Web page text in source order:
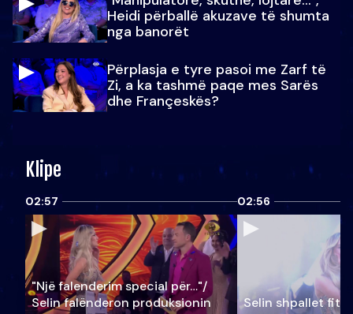
Heidi përballë akuzave të shumta
nga banorët
Përplasja e tyre pasoi me Zarf të
Zi, a ka tashmë paqe mes Sarës
dhe Françeskës?
Klipe
02:57
"Një falenderim special për…"/
Selin falënderon produksionin
02:56
Selin shpallet